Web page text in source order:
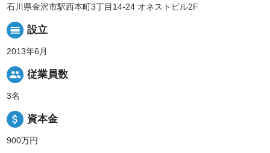
石川県金沢市駅西本町3丁目14-24 オネストビル2F
calendar_view_day 設立
2013年6月
people 従業員数
3名
attach_money 資本金
900万円